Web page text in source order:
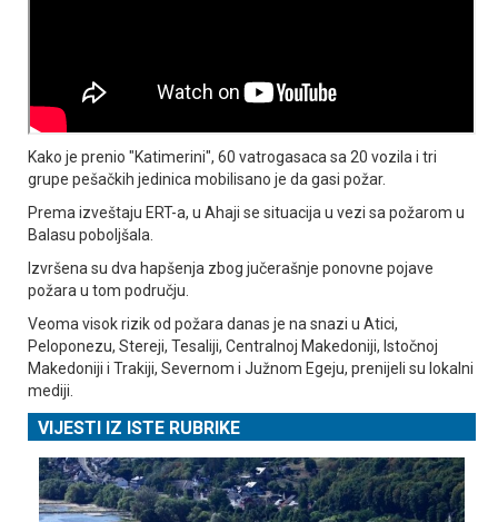
Kako je prenio "Katimerini", 60 vatrogasaca sa 20 vozila i tri
grupe pešačkih jedinica mobilisano je da gasi požar.
Prema izveštaju ERT-a, u Ahaji se situacija u vezi sa požarom u
Balasu poboljšala.
Izvršena su dva hapšenja zbog jučerašnje ponovne pojave
požara u tom području.
Veoma visok rizik od požara danas je na snazi u Atici,
Peloponezu, Stereji, Tesaliji, Centralnoj Makedoniji, Istočnoj
Makedoniji i Trakiji, Severnom i Јužnom Egeju, prenijeli su lokalni
mediji.
VIJESTI IZ ISTE RUBRIKE